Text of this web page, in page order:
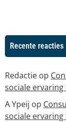
Recente reacties
Redactie op
sociale
A Ypeij op
sociale